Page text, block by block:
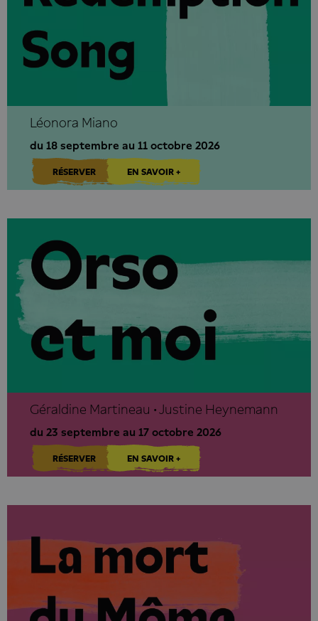
Léonora Miano
du 18 septembre au 11 octobre 2026
RÉSERVER EN SAVOIR +
Géraldine Martineau • Justine Heynemann
du 23 septembre au 17 octobre 2026
RÉSERVER EN SAVOIR +